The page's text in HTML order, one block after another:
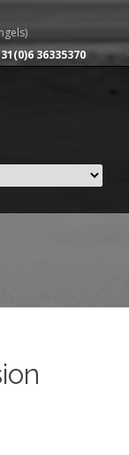
)
36335370